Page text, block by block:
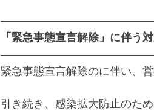
「緊急事態宣言解除」に伴う
緊急事態宣言解除のに伴い、
引き続き、感染拡大防止のた